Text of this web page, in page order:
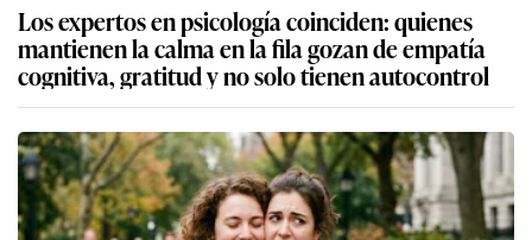
Los expertos en psicología coinciden: quienes
mantienen la calma en la fila gozan de empatía
cognitiva, gratitud y no solo tienen autocontrol